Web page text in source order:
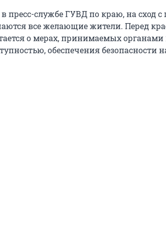
пресс-службе ГУВД по краю, на сход
все желающие жители. Перед
о мерах, принимаемых
обеспечения безопасности